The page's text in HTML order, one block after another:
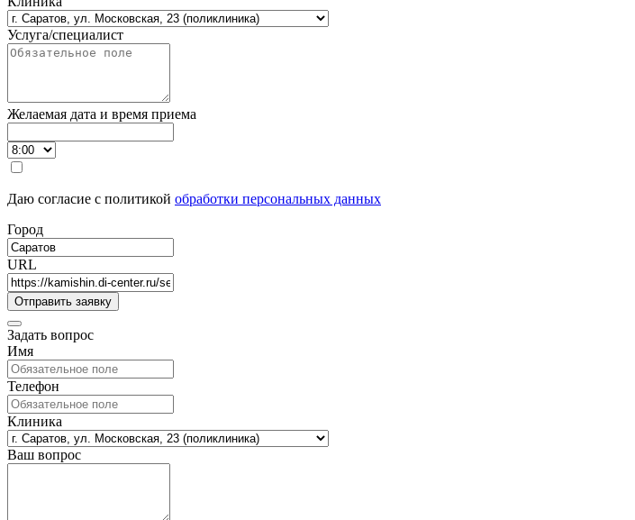
Услуга/специалист
Желаемая дата и время приема
Даю согласие с политикой обработки персональных данных
Город
URL
Задать вопрос
Имя
Телефон
Клиника
Ваш вопрос